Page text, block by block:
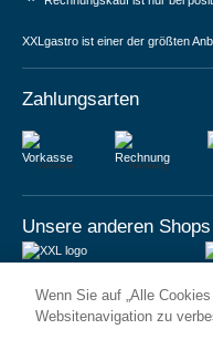
XXLgastro ist einer der größten
Zahlungsarten
Vorkasse Rechnung
Unsere anderen Shops
6 Rue des Bateliers
92110 Clichy | France
Wenn Sie auf „Alle
Websitenavigation zu